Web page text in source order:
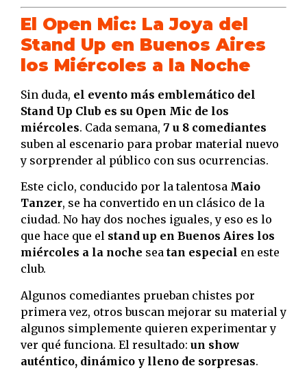
El Open Mic: La Joya del
Stand Up en Buenos Aires
los Miércoles a la Noche
Sin duda, el evento más emblemático del
Stand Up Club es su Open Mic de los
miércoles. Cada semana, 7 u 8 comediantes
suben al escenario para probar material nuevo
y sorprender al público con sus ocurrencias.
Este ciclo, conducido por la talentosa Maio
Tanzer, se ha convertido en un clásico de la
ciudad. No hay dos noches iguales, y eso es lo
que hace que el stand up en Buenos Aires los
miércoles a la noche sea tan especial en este
club.
Algunos comediantes prueban chistes por
primera vez, otros buscan mejorar su material y
algunos simplemente quieren experimentar y
ver qué funciona. El resultado: un show
auténtico, dinámico y lleno de sorpresas.